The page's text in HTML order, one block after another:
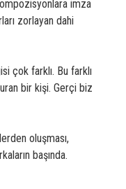
imza
zorlayan dahi
çok farklı. Bu farklı
bir kişi. Gerçi biz
oluşması,
başında.